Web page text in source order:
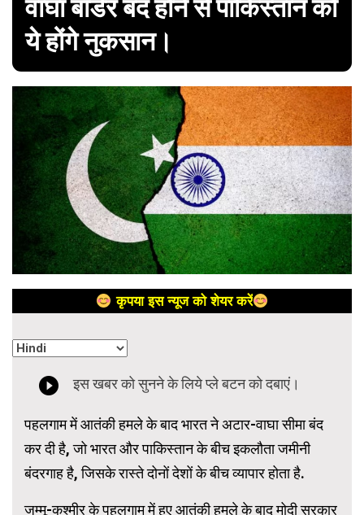
वाघा बॉर्डर बंद होने से पाकिस्तान को
ये होंगे नुकसान।
कृपया इस न्यूज को शेयर करें
पहलगाम में आतंकी हमले के बाद भारत ने अटार-वाघा सीमा बंद
कर दी है, जो भारत और पाकिस्तान के बीच इकलौता जमीनी
बंदरगाह है, जिसके रास्ते दोनों देशों के बीच व्यापार होता है.
जम्मू-कश्मीर के पहलगाम में हुए आतंकी हमले के बाद मोदी सरकार